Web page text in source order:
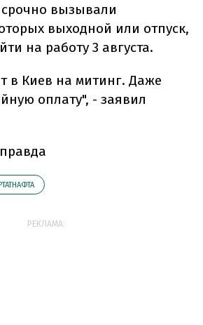
вызывали
выходной или отпуск,
на работу 3 августа.
в Киев на митинг. Даже
оплату", - заявил
РЕКЛАМА: